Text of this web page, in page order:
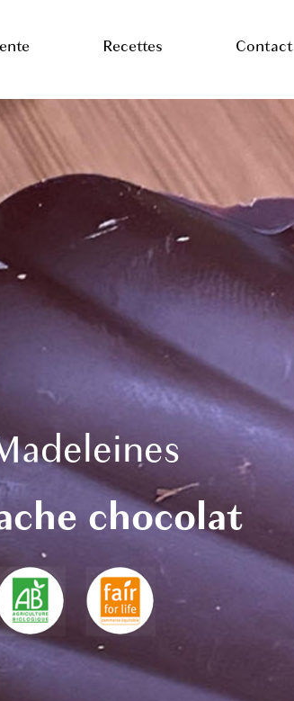
Recettes Contact
chocolat